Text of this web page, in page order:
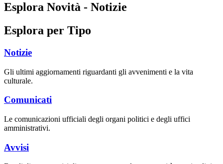
Esplora Novità - Notizie
Esplora per Tipo
Notizie
Gli ultimi aggiornamenti riguardanti gli avvenimenti e la vita
culturale.
Comunicati
Le comunicazioni ufficiali degli organi politici e degli uffici
amministrativi.
Avvisi